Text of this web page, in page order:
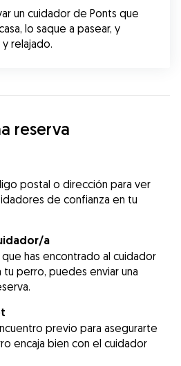
un cuidador de Ponts que
lo saque a pasear, y
relajado.
reserva
postal o dirección para ver
de confianza en tu
a
has encontrado al cuidador
perro, puedes enviar una
previo para asegurarte
encaja bien con el cuidador